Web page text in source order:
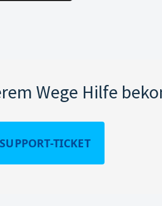
Wege Hilfe
TICKET